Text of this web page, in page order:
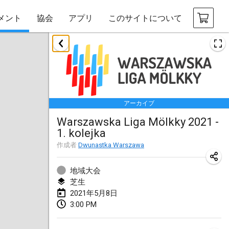
ント 協会 アプリ このサイトについて
アーカイブ
Warszawska Liga Mölkky 2021 -
1. kolejka
作成者 Dwunastka Warszawa
地域大会
芝生
2021年5月8日
3:00 PM
2021年2月
SM HalliMölkky - Finnish Championship
2021年2月13日|フィンランド
Tournoi d'adresse "couvre feu"
2021年2月19日 |フランス
Australian Finska Championship
2021年2月20日|オーストラリア
2021年3月
Grand Prix de la Sarthe
2021年3月6日|フランス